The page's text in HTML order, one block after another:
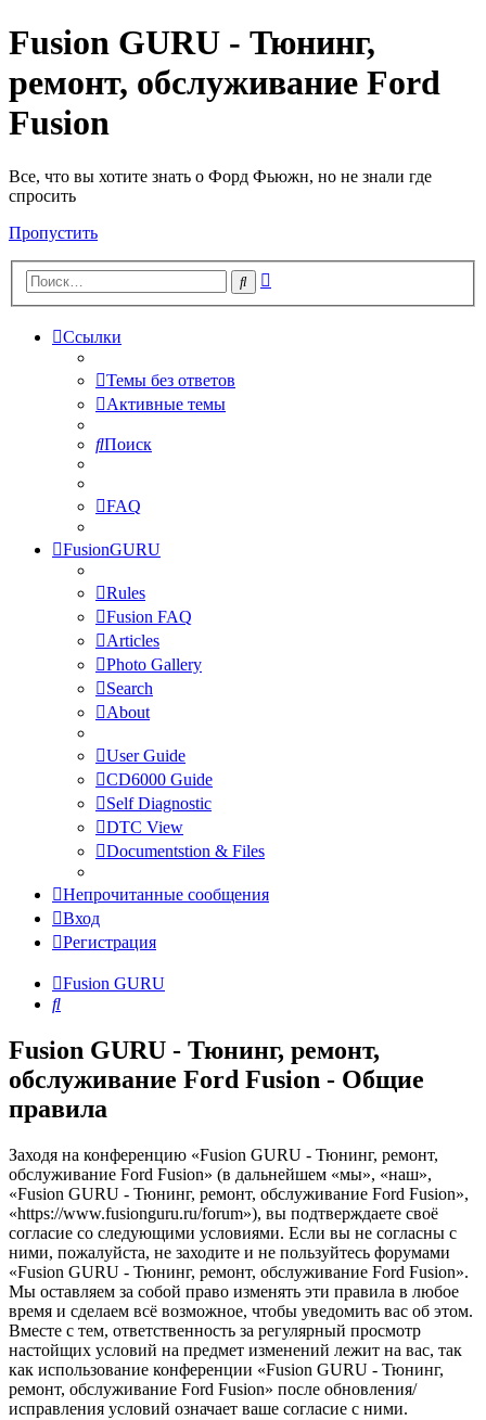
Fusion GURU - Тюнинг,
ремонт, обслуживание Ford
Fusion
Все, что вы хотите знать о Форд Фьюжн, но не знали где
спросить
Пропустить
Поиск
Ссылки
Темы без ответов
Активные темы
Поиск
FAQ
FusionGURU
Rules
Fusion FAQ
Articles
Photo Gallery
Search
About
User Guide
CD6000 Guide
Self Diagnostic
DTC View
Documentstion & Files
Непрочитанные сообщения
Вход
Регистрация
Fusion GURU
Поиск
Fusion GURU - Тюнинг, ремонт,
обслуживание Ford Fusion - Общие
правила
Заходя на конференцию «Fusion GURU - Тюнинг, ремонт,
обслуживание Ford Fusion» (в дальнейшем «мы», «наш»,
«Fusion GURU - Тюнинг, ремонт, обслуживание Ford Fusion»,
«https://www.fusionguru.ru/forum»), вы подтверждаете своё
согласие со следующими условиями. Если вы не согласны с
ними, пожалуйста, не заходите и не пользуйтесь форумами
«Fusion GURU - Тюнинг, ремонт, обслуживание Ford Fusion».
Мы оставляем за собой право изменять эти правила в любое
время и сделаем всё возможное, чтобы уведомить вас об этом.
Вместе с тем, ответственность за регулярный просмотр
настойщих условий на предмет изменений лежит на вас, так
как использование конференции «Fusion GURU - Тюнинг,
ремонт, обслуживание Ford Fusion» после обновления/
исправления условий означает ваше согласие с ними.